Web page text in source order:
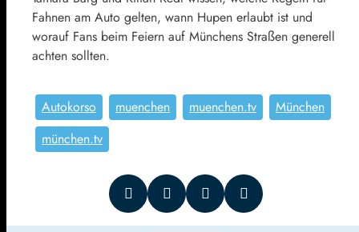
Fahnen am Auto gelten, wann Hupen erlaubt ist und
worauf Fans beim Feiern auf Münchens Straßen generell
achten sollten.
Autokorso muenchen muenchen.tv
München
münchen.tv